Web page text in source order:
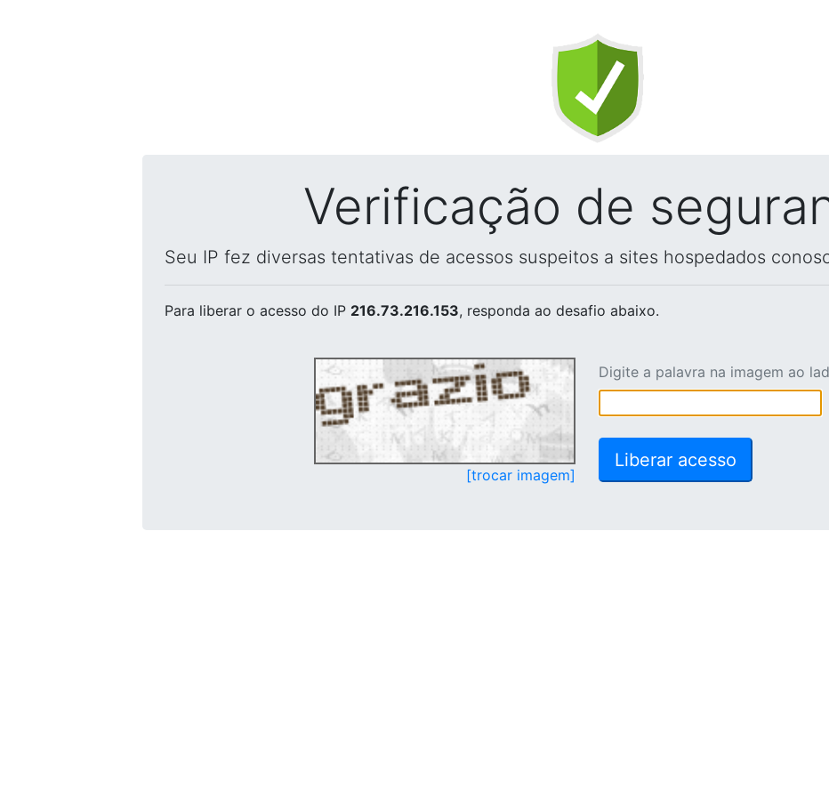
Verificação de
Seu IP fez diversas tentativas de acessos suspeitos a sites hospedados
Para liberar o acesso do IP 216.73.216.153, responda ao desafio abaixo.
[trocar imagem]
Digite a palavra na imagem ao